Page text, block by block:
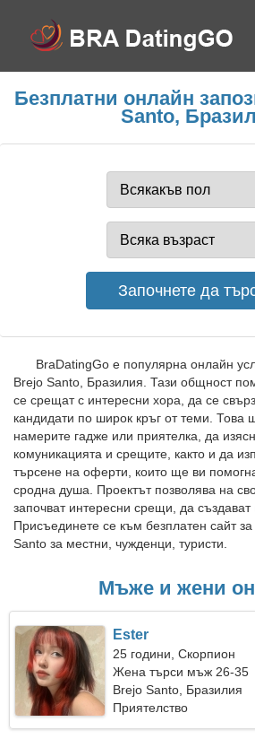
Безплатни онлайн
Santo,
BraDatingGo е популярна онлайн
Brejo Santo, Бразилия. Тази общност
се срещат с интересни хора, да се
кандидати по широк кръг от теми. Това
намерите гадже или приятелка, да
комуникацията и срещите, както и да
търсене на оферти, които ще ви
сродна душа. Проектът позволява на
започват интересни срещи, да създават
Присъединете се към безплатен сайт
Santo за местни, чужденци, туристи.
Мъже и жени
Ester
25 години, Скорпион
Жена търси мъж 26-35
Brejo Santo, Бразилия
Приятелство